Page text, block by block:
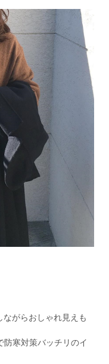
がらおしゃれ見えも
寒対策バッチリのイ